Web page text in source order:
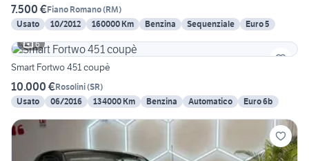
7.500 €Fiano Romano(RM)
Usato
10/2012 160000 Km Benzina Sequenziale
Euro 5
6
Smart Fortwo 451 coupè
10.000 €Rosolini(SR)
Usato
06/2016 134000 Km Benzina Automatico Euro 6b